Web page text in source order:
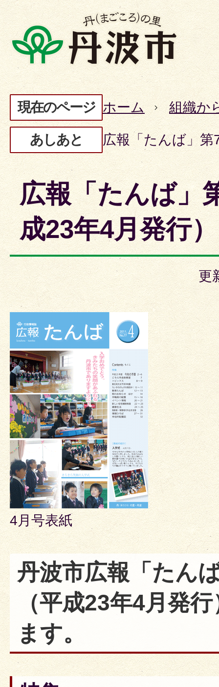
現在のページ ホーム 組織か
あしあと 広報「たんば」
広報「たんば」
成23年4月発行）
更
4月号表紙
丹波市広報「たん
（平成23年4月発
ます。